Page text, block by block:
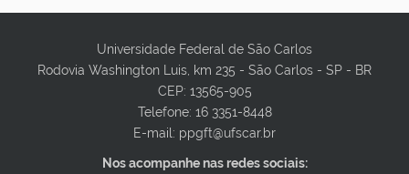
Universidade Federal de São Carlos
Rodovia Washington Luis, km 235 - São Carlos - SP - BR
CEP: 13565-905
Telefone: 16 3351-8448
E-mail: ppgft@ufscar.br
Nos acompanhe nas redes sociais: